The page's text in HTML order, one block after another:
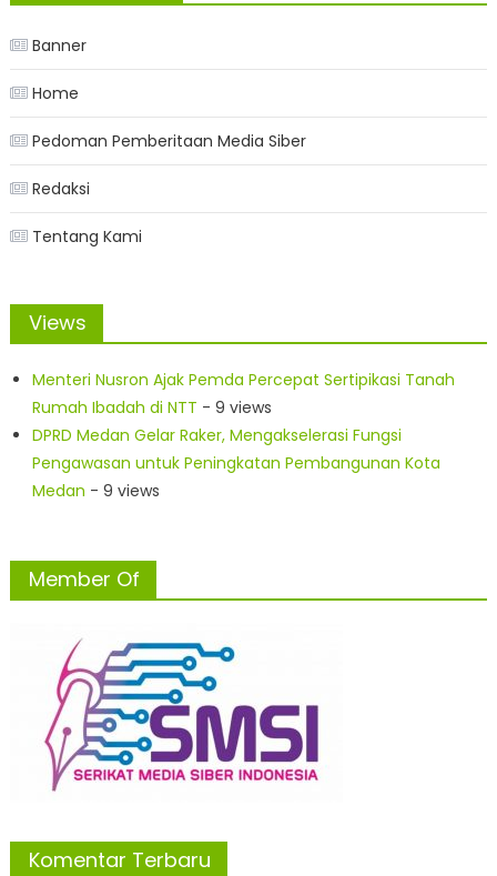
Banner
Home
Pedoman Pemberitaan Media Siber
Redaksi
Tentang Kami
Views
Menteri Nusron Ajak Pemda Percepat Sertipikasi Tanah
Rumah Ibadah di NTT - 9 views
DPRD Medan Gelar Raker, Mengakselerasi Fungsi
Pengawasan untuk Peningkatan Pembangunan Kota
Medan - 9 views
Member Of
Komentar Terbaru